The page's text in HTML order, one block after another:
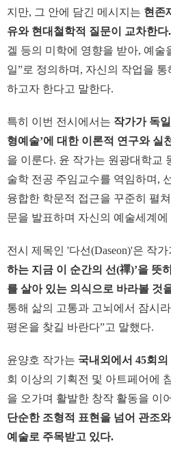
지만, 그 안에 담긴 메시지는 현존
유와 현대철학적 질문이 교차한다.
겔 등의 미학에 영향을 받아, 예술
일”로 정의하며, 자신의 작업을
하고자 한다고 말한다.
특히 이번 전시에서는 작가가 독
형예술’에 대한 이론적 연구와 실
을 이룬다. 윤 작가는 원광대학교
술학 전공 주임교수를 역임하며,
융합한 학문적 접근을 꾸준히 펼
문을 발표하며 자신의 예술세계
전시 제목인 '다선(Daseon)'은 작
하는 지금 이 순간의 선(禪)’을 뜻
를 살아 있는 의식으로 바라볼 것
통해 삶의 고통과 고뇌에서 잠시
평온을 찾길 바란다”고 말했다.
윤양호 작가는 국내외에서 45회
회 이상의 기획전 및 아트페어에
을 오가며 활발한 창작 활동을 이
단순한 조형적 표현을 넘어 관조
예술로 주목받고 있다.